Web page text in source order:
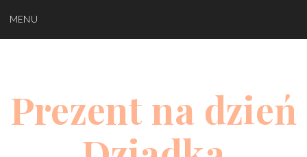
to
MENU
Prezent na dzień